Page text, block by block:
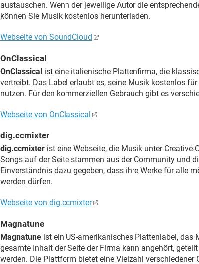
austauschen. Wenn der jeweilige Autor die
können Sie Musik kostenlos herunterladen.
Webseite von SoundCloud
OnClassical
OnClassical ist eine italienische Plattenfirma, die
vertreibt. Das Label erlaubt es, seine Musik kostenlos
nutzen. Für den kommerziellen Gebrauch gibt es
Webseite von OnClassical
dig.ccmixter
dig.ccmixter ist eine Webseite, die Musik unter
Songs auf der Seite stammen aus der Community und
Einverständnis dazu gegeben, dass ihre Werke für alle
werden dürfen.
Webseite von dig.ccmixter
Magnatune
Magnatune ist ein US-amerikanisches Plattenlabel, das
gesamte Inhalt der Seite der Firma kann angehört,
werden. Die Plattform bietet eine Vielzahl verschiedener